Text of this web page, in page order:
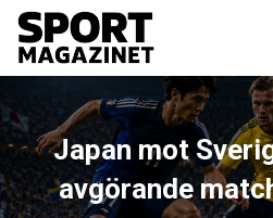
Japan mot
avgörande